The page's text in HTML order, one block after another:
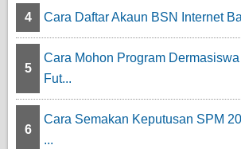
4 Cara Daftar Akaun BSN Internet
5
Cara Mohon Program
Fut...
6
Cara Semakan Keputusan SPM
...